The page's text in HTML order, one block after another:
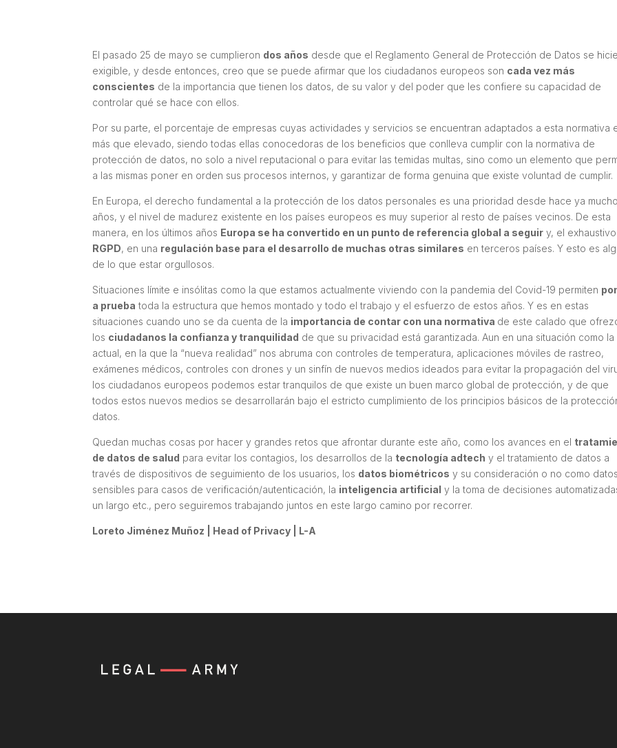
El pasado 25 de mayo se cumplieron dos años desde que el Reglamento General de Protección de Datos se
exigible, y desde entonces, creo que se puede afirmar que los ciudadanos europeos son cada vez más
conscientes de la importancia que tienen los datos, de su valor y del poder que les confiere su capacidad de
controlar qué se hace con ellos.
Por su parte, el porcentaje de empresas cuyas actividades y servicios se encuentran adaptados a esta normativa
más que elevado, siendo todas ellas conocedoras de los beneficios que conlleva cumplir con la normativa de
protección de datos, no solo a nivel reputacional o para evitar las temidas multas, sino como un elemento que
a las mismas poner en orden sus procesos internos, y garantizar de forma genuina que existe voluntad de cumplir.
En Europa, el derecho fundamental a la protección de los datos personales es una prioridad desde hace ya
años, y el nivel de madurez existente en los países europeos es muy superior al resto de países vecinos. De esta
manera, en los últimos años Europa se ha convertido en un punto de referencia global a seguir y, el exhaustivo
RGPD, en una regulación base para el desarrollo de muchas otras similares en terceros países. Y esto es
de lo que estar orgullosos.
Situaciones límite e insólitas como la que estamos actualmente viviendo con la pandemia del Covid-19 permiten
a prueba toda la estructura que hemos montado y todo el trabajo y el esfuerzo de estos años. Y es en estas
situaciones cuando uno se da cuenta de la importancia de contar con una normativa de este calado que
los ciudadanos la confianza y tranquilidad de que su privacidad está garantizada. Aun en una situación como la
actual, en la que la “nueva realidad” nos abruma con controles de temperatura, aplicaciones móviles de rastreo,
exámenes médicos, controles con drones y un sinfín de nuevos medios ideados para evitar la propagación del
los ciudadanos europeos podemos estar tranquilos de que existe un buen marco global de protección, y de que
todos estos nuevos medios se desarrollarán bajo el estricto cumplimiento de los principios básicos de la
datos.
Quedan muchas cosas por hacer y grandes retos que afrontar durante este año, como los avances en el
de datos de salud para evitar los contagios, los desarrollos de la tecnología adtech y el tratamiento de datos a
través de dispositivos de seguimiento de los usuarios, los datos biométricos y su consideración o no como datos
sensibles para casos de verificación/autenticación, la inteligencia artificial y la toma de decisiones
un largo etc., pero seguiremos trabajando juntos en este largo camino por recorrer.
Loreto Jiménez Muñoz | Head of Privacy | L-A